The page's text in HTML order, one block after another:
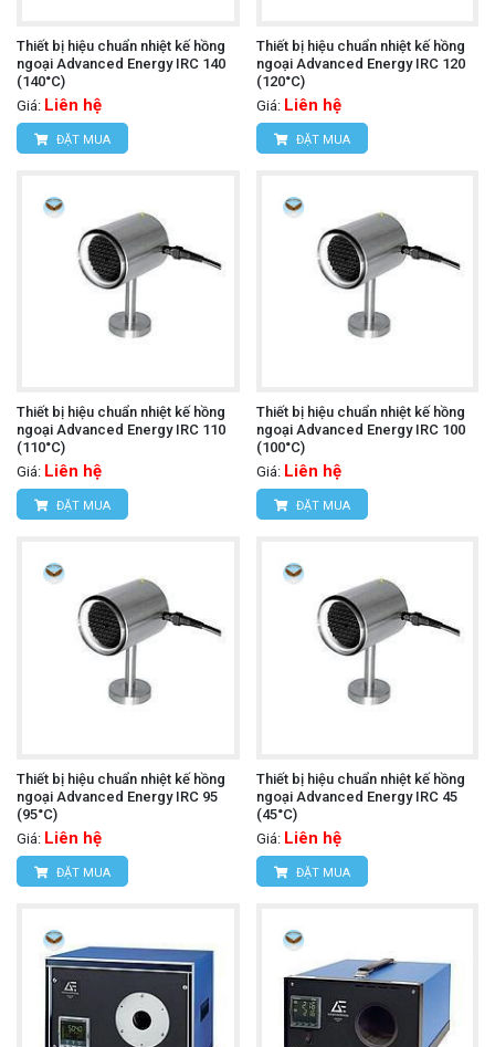
Thiết bị hiệu chuẩn nhiệt kế hồng
ngoại Advanced Energy IRC 140
(140°C)
Giá: Liên hệ
ĐẶT MUA
Thiết bị hiệu chuẩn nhiệt kế hồng
ngoại Advanced Energy IRC 120
(120°C)
Giá: Liên hệ
ĐẶT MUA
Thiết bị hiệu chuẩn nhiệt kế hồng
ngoại Advanced Energy IRC 110
(110°C)
Giá: Liên hệ
ĐẶT MUA
Thiết bị hiệu chuẩn nhiệt kế hồng
ngoại Advanced Energy IRC 100
(100°C)
Giá: Liên hệ
ĐẶT MUA
Thiết bị hiệu chuẩn nhiệt kế hồng
ngoại Advanced Energy IRC 95
(95°C)
Giá: Liên hệ
ĐẶT MUA
Thiết bị hiệu chuẩn nhiệt kế hồng
ngoại Advanced Energy IRC 45
(45°C)
Giá: Liên hệ
ĐẶT MUA